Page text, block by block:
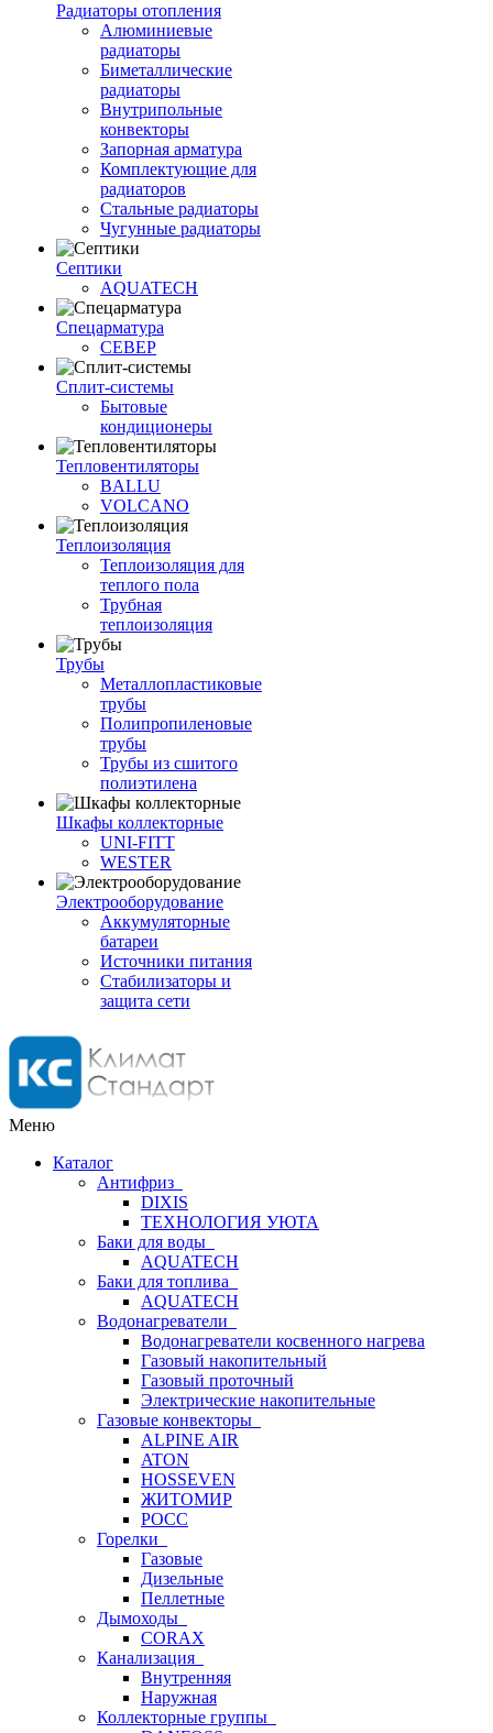
Радиаторы отопления
Алюминиевые
радиаторы
Биметаллические
радиаторы
Внутрипольные
конвекторы
Запорная арматура
Комплектующие для
радиаторов
Стальные радиаторы
Чугунные радиаторы
Септики
AQUATECH
Спецарматура
СЕВЕР
Сплит-системы
Бытовые
кондиционеры
Тепловентиляторы
BALLU
VOLCANO
Теплоизоляция
Теплоизоляция для
теплого пола
Трубная
теплоизоляция
Трубы
Металлопластиковые
трубы
Полипропиленовые
трубы
Трубы из сшитого
полиэтилена
Шкафы коллекторные
UNI-FITT
WESTER
Электрооборудование
Аккумуляторные
батареи
Источники питания
Стабилизаторы и
защита сети
Меню
Каталог
Антифриз
DIXIS
ТЕХНОЛОГИЯ УЮТА
Баки для воды
AQUATECH
Баки для топлива
AQUATECH
Водонагреватели
Водонагреватели косвенного нагрева
Газовый накопительный
Газовый проточный
Электрические накопительные
Газовые конвекторы
ALPINE AIR
ATON
HOSSEVEN
ЖИТОМИР
РОСС
Горелки
Газовые
Дизельные
Пеллетные
Дымоходы
CORAX
Канализация
Внутренняя
Наружная
Коллекторные группы